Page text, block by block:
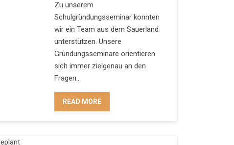
Zu unserem
Schulgründungsseminar konnten
wir ein Team aus dem Sauerland
unterstützen. Unsere
Gründungsseminare orientieren
sich immer zielgenau an den
Fragen…
READ MORE